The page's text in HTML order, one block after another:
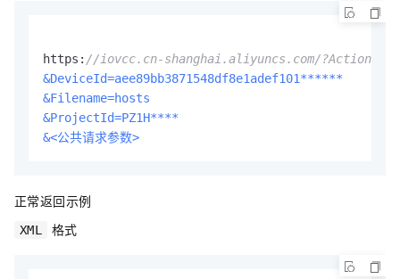
https: //iovcc.cn-shanghai.aliyuncs.com/
&DeviceId=aee89bb3871548df8e1adef101******
&Filename=hosts
&ProjectId=PZ1H****
&<公共请求参数>
正常返回示例
XML 格式